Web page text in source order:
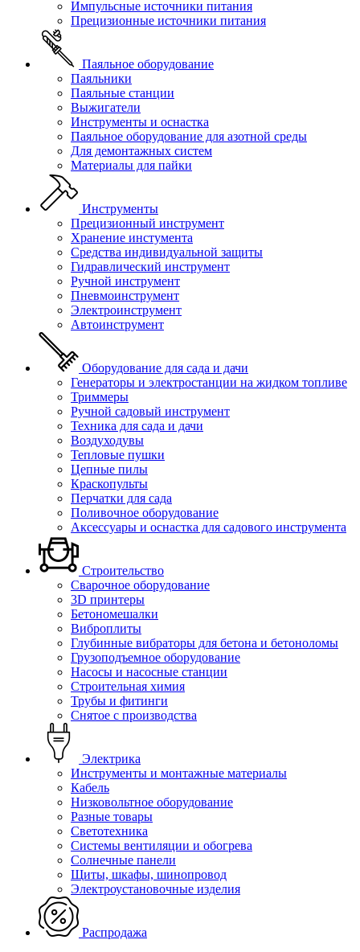
Импульсные источники питания
Прецизионные источники питания
Паяльное оборудование
Паяльники
Паяльные станции
Выжигатели
Инструменты и оснастка
Паяльное оборудование для азотной среды
Для демонтажных систем
Материалы для пайки
Инструменты
Прецизионный инструмент
Хранение инстумента
Средства индивидуальной защиты
Гидравлический инструмент
Ручной инструмент
Пневмоинструмент
Электроинструмент
Автоинструмент
Оборудование для сада и дачи
Генераторы и электростанции на жидком топливе
Триммеры
Ручной садовый инструмент
Техника для сада и дачи
Воздуходувы
Тепловые пушки
Цепные пилы
Краскопульты
Перчатки для сада
Поливочное оборудование
Аксессуары и оснастка для садового инструмента
Строительство
Сварочное оборудование
3D принтеры
Бетономешалки
Виброплиты
Глубинные вибраторы для бетона и бетоноломы
Грузоподъемное оборудование
Насосы и насосные станции
Строительная химия
Трубы и фитинги
Снятое с производства
Электрика
Инструменты и монтажные материалы
Кабель
Низковольтное оборудование
Разные товары
Светотехника
Системы вентиляции и обогрева
Солнечные панели
Щиты, шкафы, шинопровод
Электроустановочные изделия
Распродажа